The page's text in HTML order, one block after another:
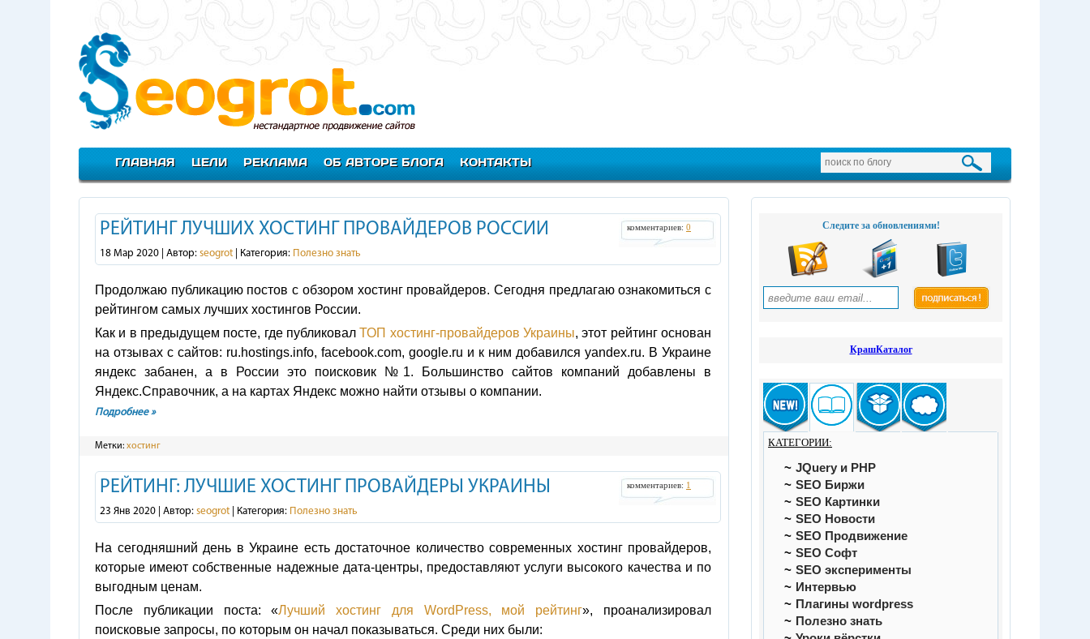
ГЛАВНАЯ ЦЕЛИ РЕКЛАМА ОБ АВТОРЕ БЛОГА КОНТАКТЫ
РЕЙТИНГ ЛУЧШИХ ХОСТИНГ ПРОВАЙДЕРОВ РОССИИ комментариев: 0
18 Мар 2020 | Автор: seogrot | Категория: Полезно знать
Продолжаю публикацию постов с обзором хостинг провайдеров. Сегодня предлагаю ознакомиться с
рейтингом самых лучших хостингов России.
Как и в предыдущем посте, где публиковалТОП хостинг-провайдеров Украины, этот рейтинг основан
на отзывах с сайтов: ru.hostings.info, facebook.com, google.ru и к ним добавился yandex.ru. В Украине
яндекс забанен, а в России это поисковик №1. Большинство сайтов компаний добавлены в
Яндекс.Справочник, а на картах Яндекс можно найти отзывы о компании.
Подробнее »
Метки: хостинг
РЕЙТИНГ: ЛУЧШИЕ ХОСТИНГ ПРОВАЙДЕРЫ УКРАИНЫ комментариев: 1
23 Янв 2020 | Автор: seogrot | Категория: Полезно знать
На сегодняшний день в Украине есть достаточное количество современных хостинг провайдеров,
которые имеют собственные надежные дата-центры, предоставляют услуги высокого качества и по
выгодным ценам.
После публикации поста: «Лучший хостинг для WordPress, мой рейтинг», проанализировал
поисковые запросы, по которым он начал показываться. Среди них были:
Следите за обновлениями!
КрашКаталог
КАТЕГОРИИ:
JQuery и PHP
SEO Биржи
SEO Картинки
SEO Новости
SEO Продвижение
SEO Софт
SEO эксперименты
Интервью
Плагины wordpress
Полезно знать